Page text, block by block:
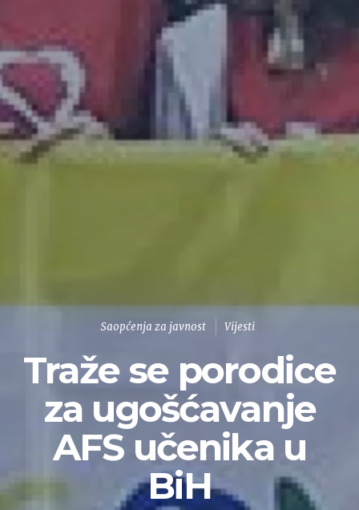
Saopćenja za javnost Vijesti
Traže se porodice
za ugošćavanje
AFS učenika u
BiH